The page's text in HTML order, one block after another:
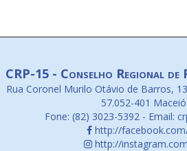
CRP-15 - Conselho Regional de
Rua Coronel Murilo Otávio de Barros,
57.052-401
Fone: (82) 3023-5392 - Email:
http://
http://